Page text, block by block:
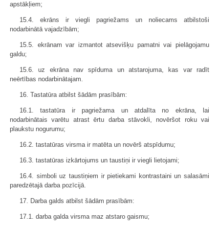
apstākļiem;
15.4. ekrāns ir viegli pagriežams un noliecams atbilstoši
nodarbinātā vajadzībām;
15.5. ekrānam var izmantot atsevišķu pamatni vai pielāgojamu
galdu;
15.6. uz ekrāna nav spīduma un atstarojuma, kas var radīt
neērtības nodarbinātajam.
16. Tastatūra atbilst šādām prasībām:
16.1. tastatūra ir pagriežama un atdalīta no ekrāna, lai
nodarbinātais varētu atrast ērtu darba stāvokli, novēršot roku vai
plaukstu nogurumu;
16.2. tastatūras virsma ir matēta un novērš atspīdumu;
16.3. tastatūras izkārtojums un taustiņi ir viegli lietojami;
16.4. simboli uz taustiņiem ir pietiekami kontrastaini un salasāmi
paredzētajā darba pozīcijā.
17. Darba galds atbilst šādām prasībām:
17.1. darba galda virsma maz atstaro gaismu;